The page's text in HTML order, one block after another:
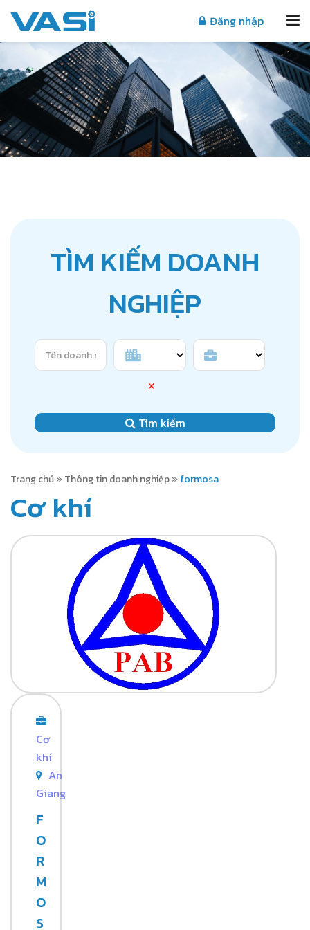
Đăng nhập
TÌM KIẾM DOANH
NGHIỆP
✕
Tìm kiếm
Trang chủ»Thông tin doanh nghiệp»formosa
Cơ khí
Cơ
khí
An
Giang
F
O
R
M
O
S